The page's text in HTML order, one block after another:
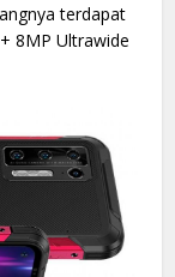
terdapat
8MP Ultrawide